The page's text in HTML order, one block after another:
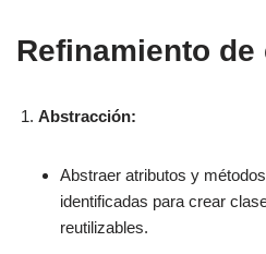
Refinamiento de
Abstracción:
Abstraer atributos y
identificadas para crear
reutilizables.